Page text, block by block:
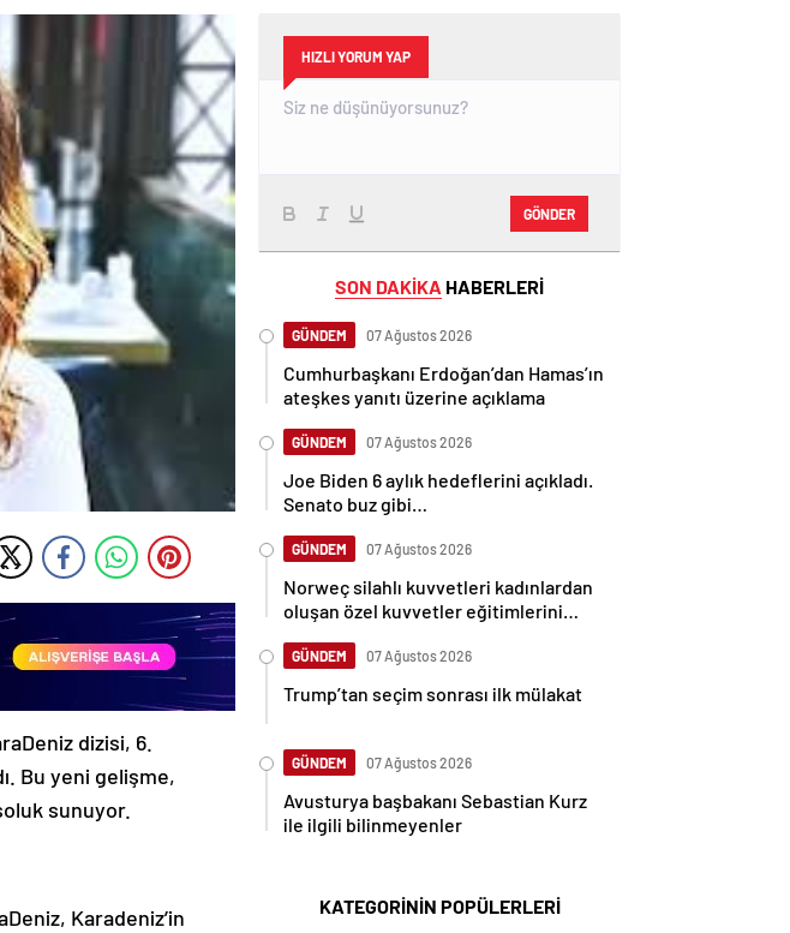
dizisi, 6.
Bu yeni gelişme,
sunuyor.
Karadeniz’in
HIZLI YORUM YAP
GÖNDER
SON DAKİKA HABERLERİ
GÜNDEM 07 Ağustos 2026
Cumhurbaşkanı Erdoğan’dan Hamas’ın
ateşkes yanıtı üzerine açıklama
GÜNDEM 07 Ağustos 2026
Joe Biden 6 aylık hedeflerini açıkladı.
Senato buz gibi…
GÜNDEM 07 Ağustos 2026
Norweç silahlı kuvvetleri kadınlardan
oluşan özel kuvvetler eğitimlerini
GÜNDEM 07 Ağustos 2026
Trump’tan seçim sonrası ilk mülakat
GÜNDEM 07 Ağustos 2026
Avusturya başbakanı Sebastian Kurz
ile ilgili bilinmeyenler
KATEGORİNİN POPÜLERLERİ